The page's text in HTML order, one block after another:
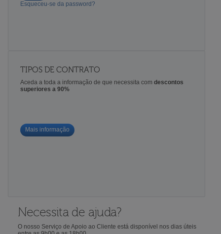
Esqueceu-se da password?
TIPOS DE CONTRATO
Aceda a toda a informação de que necessita com descontos
superiores a 90%
Mais informação
Necessita de ajuda?
O nosso Serviço de Apoio ao Cliente está disponível nos dias úteis